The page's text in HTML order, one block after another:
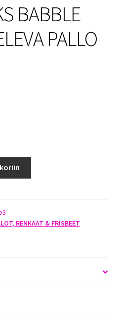
BABBLE
PALLO
RENKAAT & FRISBEET